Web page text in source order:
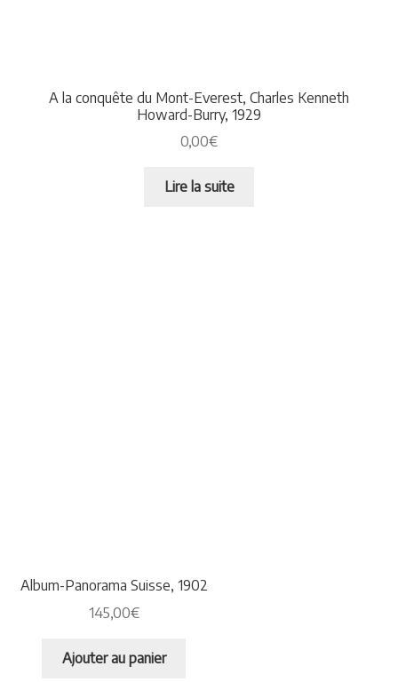
A la conquête du Mont-Everest, Charles Kenneth
Howard-Burry, 1929
0,00€
Lire la suite
Album-Panorama Suisse, 1902
145,00€
Ajouter au panier